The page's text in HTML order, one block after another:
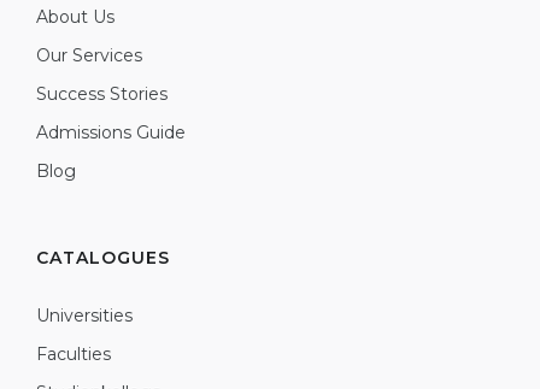
About Us
Our Services
Success Stories
Admissions Guide
Blog
CATALOGUES
Universities
Faculties